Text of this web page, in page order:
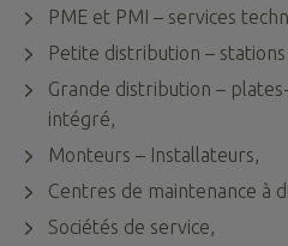
PME et PMI – services
Petite distribution –
Grande distribution –
intégré,
Monteurs – Installateurs,
Centres de maintenance à
Sociétés de service,